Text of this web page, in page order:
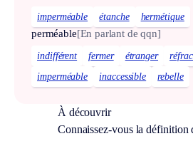
imperméable étanche hermétique
perméable[En parlant de qqn]
indifférent fermer étranger
imperméable
inaccessible rebelle
À découvrir
Connaissez-vous la définition